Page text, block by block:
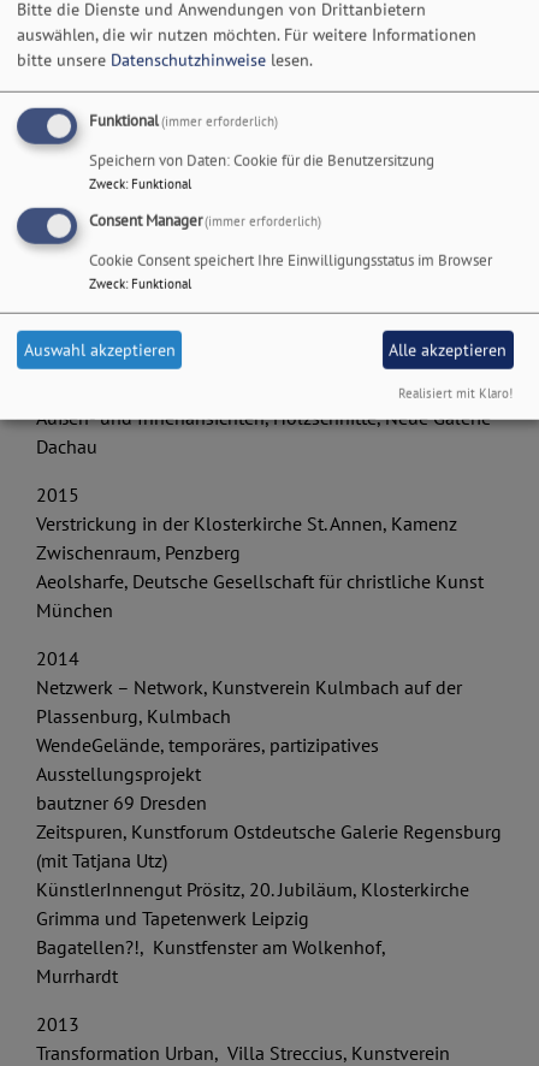
2017
Universität Paderborn
Was ich weiß, was ich schwarz, Kunstmuseum im
Marstall, Schloß Neuhaus, Paderborn
2016
Verstrickungen in der Kulmbacher Innenstadt und in der
Sparkasse Kulmbach-Kronach
Verstrickung in Solothurn/ Schweiz
Heimat, Kunstverein Kulmbach
Außen- und Innenansichten, Holzschnitte, Neue Galerie
Dachau
2015
Verstrickung in der Klosterkirche St. Annen, Kamenz
Zwischenraum, Penzberg
Aeolsharfe, Deutsche Gesellschaft für christliche Kunst
München
2014
Netzwerk – Network, Kunstverein Kulmbach auf der
Plassenburg, Kulmbach
WendeGelände, temporäres, partizipatives
Ausstellungsprojekt
bautzner 69 Dresden
Zeitspuren, Kunstforum Ostdeutsche Galerie Regensburg
(mit Tatjana Utz)
KünstlerInnengut Prösitz, 20. Jubiläum, Klosterkirche
Grimma und Tapetenwerk Leipzig
Bagatellen?!, Kunstfenster am Wolkenhof,
Murrhardt
2013
Transformation Urban, Villa Streccius, Kunstverein
Bitte die Dienste und Anwendungen von Drittanbietern
auswählen, die wir nutzen möchten. Für weitere Informationen
bitte unsere Datenschutzhinweise lesen.
Funktional(immer erforderlich)
Speichern von Daten: Cookie für die Benutzersitzung
Zweck: Funktional
Consent Manager(immer erforderlich)
Cookie Consent speichert Ihre Einwilligungsstatus im Browser
Zweck: Funktional
Auswahl akzeptieren Alle akzeptieren
Realisiert mit Klaro!